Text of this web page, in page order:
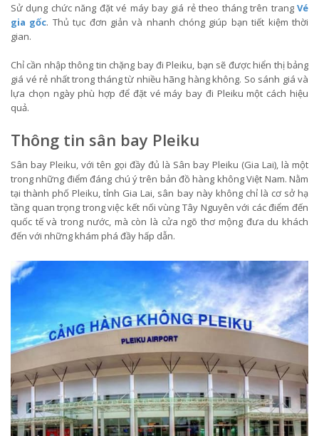
Sử dụng chức năng đặt vé máy bay giá rẻ theo tháng trên trang Vé
gia gốc. Thủ tục đơn giản và nhanh chóng giúp bạn tiết kiệm thời
gian.
Chỉ cần nhập thông tin chặng bay đi Pleiku, bạn sẽ được hiển thị bảng
giá vé rẻ nhất trong tháng từ nhiều hãng hàng không. So sánh giá và
lựa chọn ngày phù hợp để đặt vé máy bay đi Pleiku một cách hiệu
quả.
Thông tin sân bay Pleiku
Sân bay Pleiku, với tên gọi đầy đủ là Sân bay Pleiku (Gia Lai), là một
trong những điểm đáng chú ý trên bản đồ hàng không Việt Nam. Nằm
tại thành phố Pleiku, tỉnh Gia Lai, sân bay này không chỉ là cơ sở hạ
tầng quan trọng trong việc kết nối vùng Tây Nguyên với các điểm đến
quốc tế và trong nước, mà còn là cửa ngõ thơ mộng đưa du khách
đến với những khám phá đầy hấp dẫn.